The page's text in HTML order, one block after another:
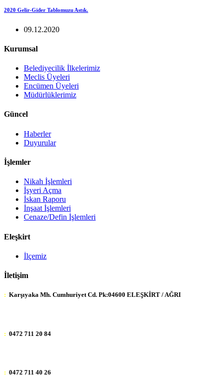
2020 Gelir-Gider Tablomuzu Astık.
09.12.2020
Kurumsal
Belediyecilik İlkelerimiz
Meclis Üyeleri
Encümen Üyeleri
Müdürlüklerimiz
Güncel
Haberler
Duyurular
İşlemler
Nikah İşlemleri
İşyeri Açma
İskan Raporu
İnşaat İşlemleri
Cenaze/Defin İşlemleri
Eleşkirt
İlçemiz
İletişim
: Karşıyaka Mh. Cumhuriyet Cd. Pk:04600 ELEŞKİRT / AĞRI
: 0472 711 20 84
: 0472 711 40 26